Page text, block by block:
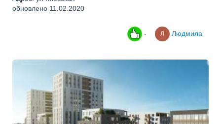
обновлено 11.02.2020
- Людмила